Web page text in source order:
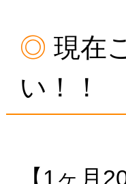
現在
い！！
【1ヶ月